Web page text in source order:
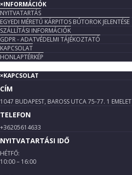
×INFORMÁCIÓK
NYITVATARTÁS
EGYEDI MÉRETŰ KÁRPITOS BÚTOROK JELENTÉSE
SZÁLLÍTÁSI INFORMÁCIÓK
GDPR - ADATVÉDELMI TÁJÉKOZTATÓ
KAPCSOLAT
HONLAPTÉRKÉP
×KAPCSOLAT
CÍM
1047 BUDAPEST, BAROSS UTCA 75-77. 1 EMELET
TELEFON
+36205614633
NYITVATARTÁSI IDŐ
HÉTFŐ:
10:00 – 16:00